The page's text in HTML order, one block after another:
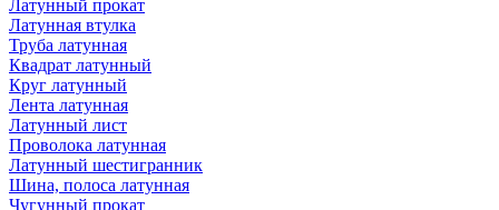
Латунный прокат
Латунная втулка
Труба латунная
Квадрат латунный
Круг латунный
Лента латунная
Латунный лист
Проволока латунная
Латунный шестигранник
Шина, полоса латунная
Чугунный прокат